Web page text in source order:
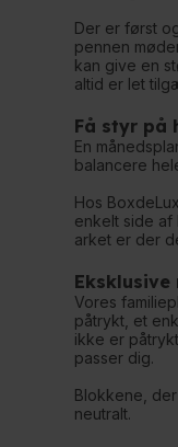
Der er først
pennen
kan give en
altid er let
Få styr på
En
balancere
Hos
enkelt side af
arket er der
Eksklusive
Vores
påtrykt, et
ikke er
passer dig.
Blokkene,
neutralt.